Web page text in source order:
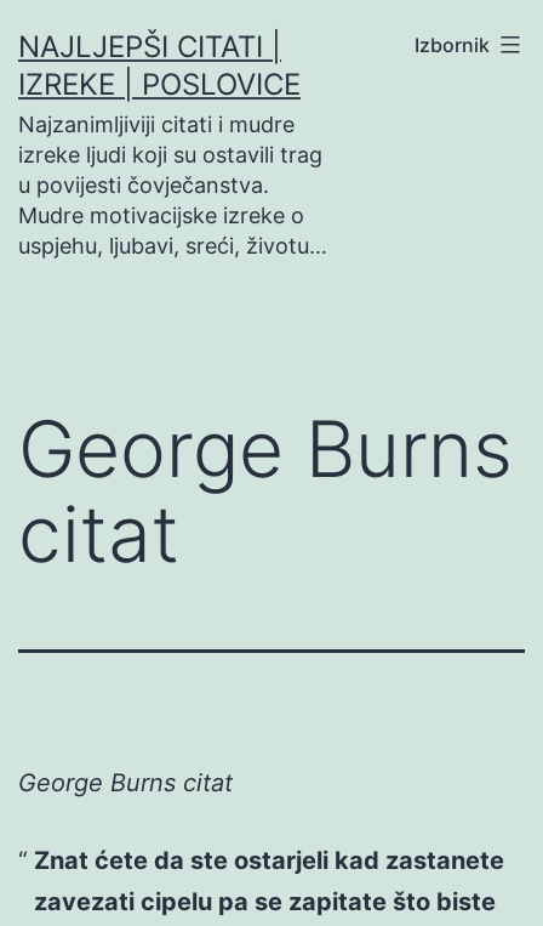
na
sadržaj
NAJLJEPŠI CITATI |
IZREKE | POSLOVICE
Najzanimljiviji citati i mudre
izreke ljudi koji su ostavili trag
u povijesti čovječanstva.
Mudre motivacijske izreke o
uspjehu, ljubavi, sreći, životu…
Izbornik
George Burns
citat
George Burns citat
Znat ćete da ste ostarjeli kad zastanete
zavezati cipelu pa se zapitate što biste